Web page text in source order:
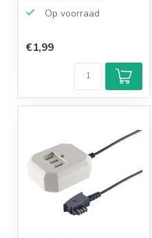
Op voorraad
€1,99